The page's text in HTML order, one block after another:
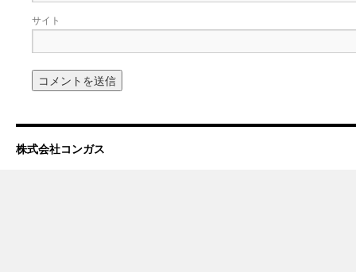
サイト
株式会社コンガス